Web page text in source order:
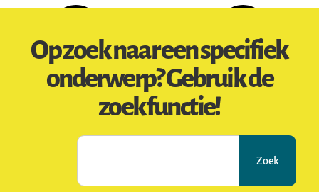
Op zoek naar een specifiek
onderwerp? Gebruik de
zoekfunctie!
Zoek